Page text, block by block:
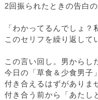
2回振られたときの告白
「わかってるんでしょ？
このセリフを繰り返して
この言い回し。男からし
今日の「草食＆少食男子
付き合えるはずがありま
付き合う前から「あたし